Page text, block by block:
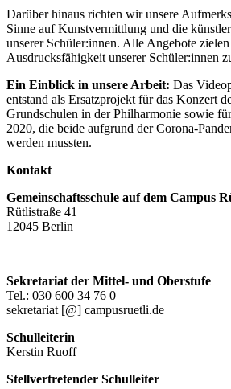
Darüber hinaus richten wir unsere
Sinne auf Kunstvermittlung und die
unserer Schüler:innen. Alle Angebote
Ausdrucksfähigkeit unserer Schüler:innen
Ein Einblick in unsere Arbeit: Das
entstand als Ersatzprojekt für das Konzert
Grundschulen in der Philharmonie sowie
2020, die beide aufgrund der Corona-
werden mussten.
Kontakt
Gemeinschaftsschule auf dem Campus
Rütlistraße 41
12045 Berlin
Sekretariat der Mittel- und Oberstufe
Tel.: 030 600 34 76 0
sekretariat [@] campusruetli.de
Schulleiterin
Kerstin Ruoff
Stellvertretender Schulleiter